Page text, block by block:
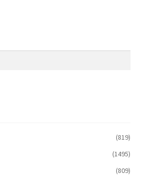
(819)
(1495)
(809)